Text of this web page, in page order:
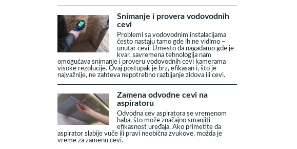
Snimanje i provera vodovodnih
cevi
Problemi sa vodovodnim instalacijama
često nastaju tamo gde ih ne vidimo –
unutar cevi. Umesto da nagađamo gde je
kvar, savremena tehnologija nam
omogućava snimanje i proveru vodovodnih cevi kamerama
visoke rezolucije. Ovaj postupak je brz, efikasan i, što je
najvažnije, ne zahteva nepotrebno razbijanje zidova ili cevi.
Zamena odvodne cevi na
aspiratoru
Odvodna cev aspiratora se vremenom
haba, što može značajno smanjiti
efikasnost uređaja. Ako primetite da
aspirator slabije vuče ili pravi neobična zvukove, možda je
vreme za zamenu cevi.